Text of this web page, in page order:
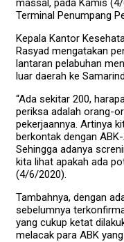
Terminal Penumpang
Kepala Kantor
Rasyad mengatakan
lantaran pelabuhan
luar daerah ke
“Ada sekitar 200,
periksa adalah orang-
pekerjaannya. Artinya
berkontak dengan
Sehingga adanya
kita lihat apakah ada
(4/6/2020).
Tambahnya, dengan
sebelumnya
yang cukup ketat
melacak para ABK